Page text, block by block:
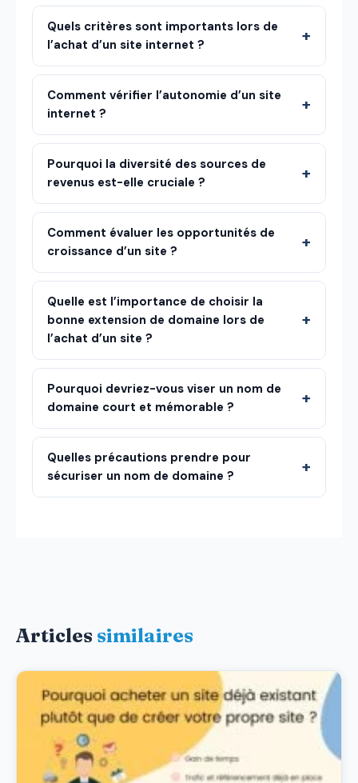
Quels critères sont importants lors de
l’achat d’un site internet ?
Comment vérifier l’autonomie d’un site
internet ?
Pourquoi la diversité des sources de
revenus est-elle cruciale ?
Comment évaluer les opportunités de
croissance d’un site ?
Quelle est l’importance de choisir la
bonne extension de domaine lors de
l’achat d’un site ?
Pourquoi devriez-vous viser un nom de
domaine court et mémorable ?
Quelles précautions prendre pour
sécuriser un nom de domaine ?
Articles similaires